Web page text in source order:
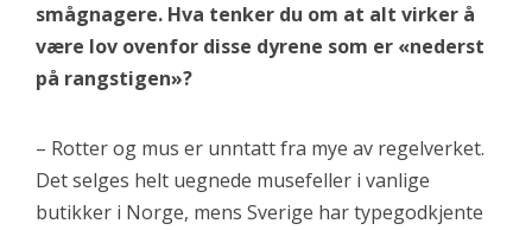
smågnagere. Hva tenker du om at alt virker å
være lov ovenfor disse dyrene som er «nederst
på rangstigen»?
– Rotter og mus er unntatt fra mye av regelverket.
Det selges helt uegnede musefeller i vanlige
butikker i Norge, mens Sverige har typegodkjente